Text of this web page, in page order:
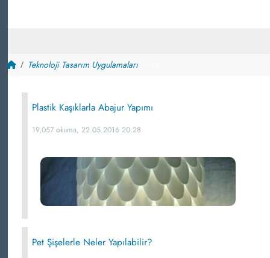
Teknoloji Tasarım Uygulamaları
Plastik Kaşıklarla Abajur Yapımı
19,057 okuma, 22.05.2016 20:28
Pet Şişelerle Neler Yapılabilir?